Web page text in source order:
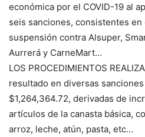
económica por el COVID-19 al
seis sanciones, consistentes
suspensión contra Alsuper,
Aurrerá y CarneMart…
LOS PROCEDIMIENTOS
resultado en diversas
$1,264,364.72, derivadas de
artículos de la canasta básica,
arroz, leche, atún, pasta, etc…